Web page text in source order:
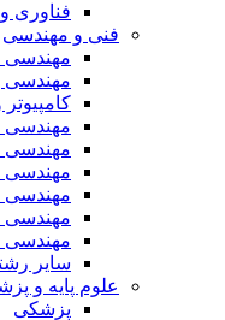
فناوری و
فنی و مهندسی
مهندسی
مهندسی برق
کامپیوتر و
مهندسی
مهندسی
مهندسی
مهندسی
مهندسی
مهندسی
سایر رشته
علوم پایه و پزشکی
پزشکی